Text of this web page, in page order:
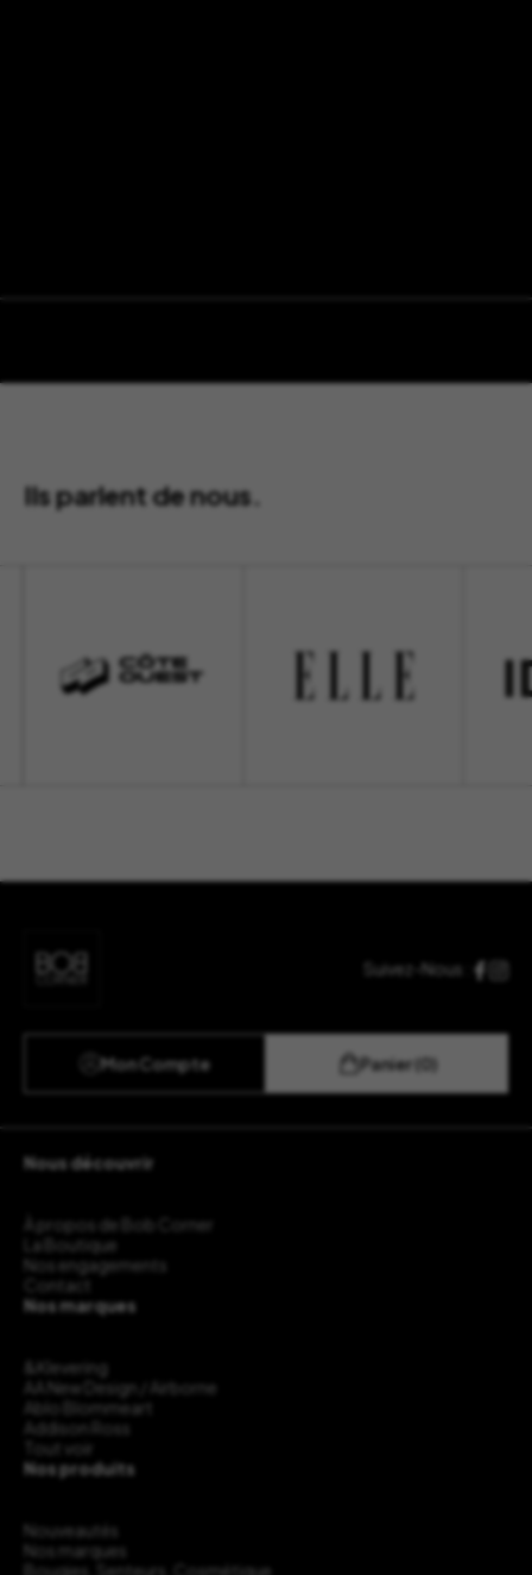
Ils parlent de nous.
Suivez-Nous :
Mon Compte Panier (0)
Nous découvrir
À propos de Bob Corner
La Boutique
Nos engagements
Contact
Nos marques
&Klevering
AA New Design / Airborne
Ablo Blommeart
Addison Ross
Tout voir
Nos produits
Nouveautés
Nos marques